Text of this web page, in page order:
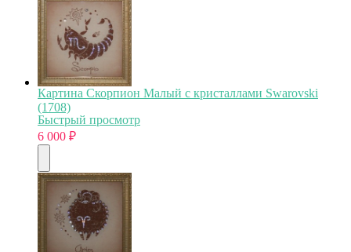
Картина Скорпион Малый с кристаллами Swarovski
(1708)
Быстрый просмотр
6 000 ₽